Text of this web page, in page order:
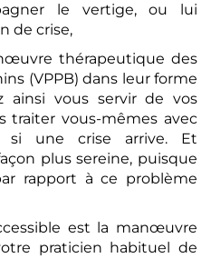
le vertige, ou lui
de crise,
thérapeutique des
(VPPB) dans leur forme
ainsi vous servir de vos
traiter vous-mêmes avec
si une crise arrive. Et
plus sereine, puisque
rapport à ce problème
est la manœuvre
praticien habituel de